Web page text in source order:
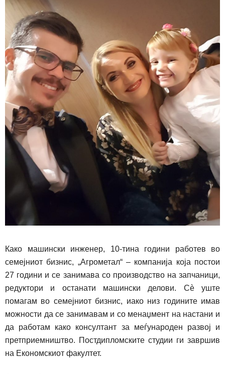
Како машински инженер, 10-тинагодини работев во
семејниот бизнис, „Агрометал“– компанија која постои
27 години и се занимава со производство на запчаници,
редуктори и останати машински делови. Сè уште
помагам во семејниот бизнис, иако низ годините имав
можности да се занимавам и со менаџмент на настани и
да работам како консултант за меѓународен развој и
претприемништво. Постдипломските студии ги завршив
на Економскиот факултет.